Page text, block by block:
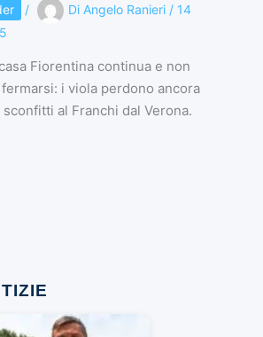
/ Di Angelo Ranieri / 14
Fiorentina continua e non
fermarsi: i viola perdono ancora
sconfitti al Franchi dal Verona.